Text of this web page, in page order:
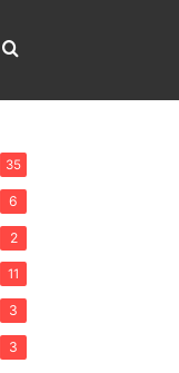
Search
for
35
6
2
11
3
3